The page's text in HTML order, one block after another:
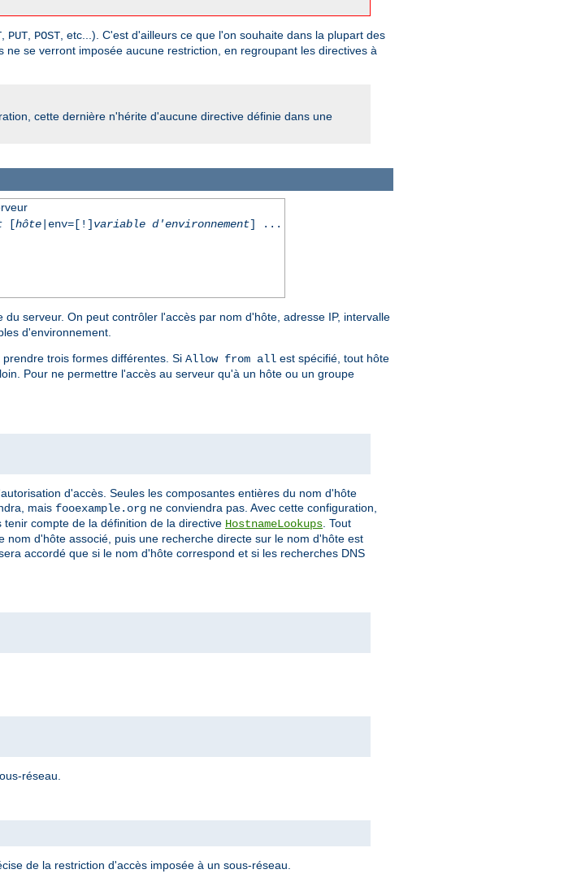
, PUT, POST, etc...). C'est d'ailleurs ce que l'on souhaite dans la plupart des
se verront imposée aucune restriction, en regroupant les directives à
cette dernière n'hérite d'aucune directive définie dans une
[hôte|env=[!] variable d'environnement] ...
serveur. On peut contrôler l'accès par nom d'hôte, adresse IP, intervalle
d'environnement.
prendre trois formes différentes. Si Allow from all est spécifié, tout hôte
Pour ne permettre l'accès au serveur qu'à un hôte ou un groupe
d'accès. Seules les composantes entières du nom d'hôte
mais fooexample.org ne conviendra pas. Avec cette configuration,
compte de la définition de la directive HostnameLookups . Tout
d'hôte associé, puis une recherche directe sur le nom d'hôte est
accordé que si le nom d'hôte correspond et si les recherches DNS
réseau.
de la restriction d'accès imposée à un sous-réseau.